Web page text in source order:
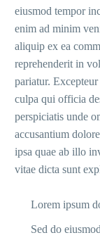
eiusmod tempor
enim ad minim
aliquip ex ea
reprehenderit in
pariatur.
culpa qui officia
perspiciatis unde
accusantium
ipsa quae ab illo
vitae dicta sunt
Lorem ipsum
Sed do